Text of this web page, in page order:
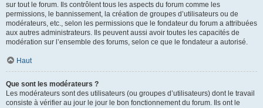
sur tout le forum. Ils contrôlent tous les aspects du forum comme les
permissions, le bannissement, la création de groupes d’utilisateurs ou de
modérateurs, etc., selon les permissions que le fondateur du forum a attribuées
aux autres administrateurs. Ils peuvent aussi avoir toutes les capacités de
modération sur l’ensemble des forums, selon ce que le fondateur a autorisé.
Haut
Que sont les modérateurs ?
Les modérateurs sont des utilisateurs (ou groupes d’utilisateurs) dont le travail
consiste à vérifier au jour le jour le bon fonctionnement du forum. Ils ont le